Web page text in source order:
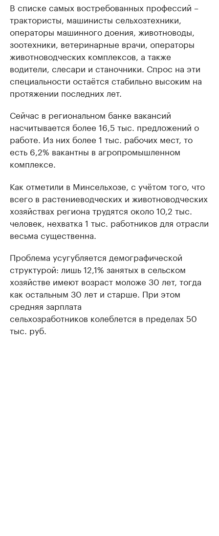
В списке самых востребованных профессий –
трактористы, машинисты сельхозтехники,
операторы машинного доения, животноводы,
зоотехники, ветеринарные врачи, операторы
животноводческих комплексов, а также
водители, слесари и станочники. Спрос на эти
специальности остаётся стабильно высоким на
протяжении последних лет.
Сейчас в региональном банке вакансий
насчитывается более 16,5 тыс. предложений о
работе. Из них более 1 тыс. рабочих мест, то
есть 6,2% вакантны в агропромышленном
комплексе.
Как отметили в Минсельхозе, с учётом того, что
всего в растениеводческих и животноводческих
хозяйствах региона трудятся около 10,2 тыс.
человек, нехватка 1 тыс. работников для отрасли
весьма существенна.
Проблема усугубляется демографической
структурой: лишь 12,1% занятых в сельском
хозяйстве имеют возраст моложе 30 лет, тогда
как остальным 30 лет и старше. При этом
средняя зарплата
сельхозработников колеблется в пределах 50
тыс. руб.